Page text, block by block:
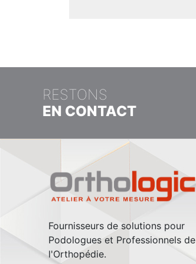
RESTONS
EN CONTACT
Fournisseurs de solutions pour
Podologues et Professionnels de
l'Orthopédie.